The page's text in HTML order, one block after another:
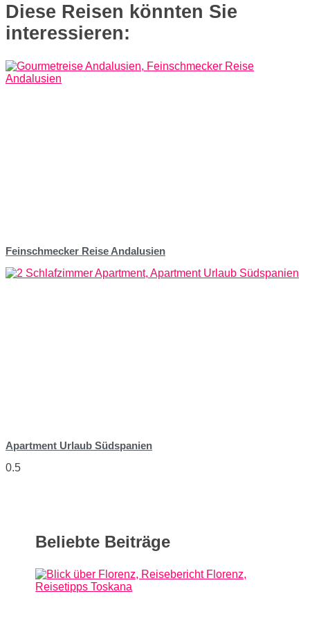
Diese Reisen könnten Sie
interessieren:
Feinschmecker Reise Andalusien
Apartment Urlaub Südspanien
Beliebte Beiträge